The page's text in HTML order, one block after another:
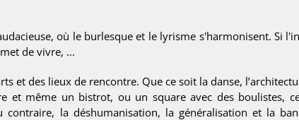
où le burlesque et le lyrisme s'harmonisent. Si
de vivre, ...
et des lieux de rencontre. Que ce soit la danse,
et même un bistrot, ou un square avec des boulistes,
la déshumanisation, la généralisation et la